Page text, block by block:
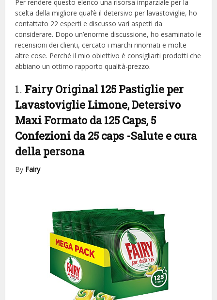
Per rendere questo elenco una risorsa imparziale per la
scelta della migliore qual’è il detersivo per lavastoviglie, ​​ho
contattato 22 esperti e discusso vari aspetti da
considerare. Dopo un’enorme discussione, ho esaminato le
recensioni dei clienti, cercato i marchi rinomati e molte
altre cose. Perché il mio obiettivo è consigliarti prodotti che
abbiano un ottimo rapporto qualità-prezzo.
1. Fairy Original 125 Pastiglie per
Lavastoviglie Limone, Detersivo
Maxi Formato da 125 Caps, 5
Confezioni da 25 caps -Salute e cura
della persona
By Fairy